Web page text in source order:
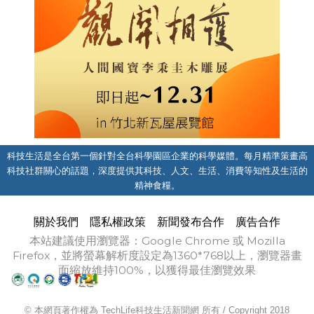
科技生活是全台第一個針對全台科學園區企業的科學媒體。每月精準策畫高
科技社群關心的話題，深度提供其科技、人文、生活、消費等知性及生活的
精神食糧。
關於我們 隱私權政策 新聞發布合作
廣告合作
本站建議使用瀏覽器：Google Chrome 或 Mozilla
Firefox，並將螢幕解析度設定為1360*768以上，瀏覽器畫
面縮放維持100%，以獲得最佳瀏覽效果
© 本網頁著作權為 TechLife科技生活新聞網 所有 / Copyright 2018